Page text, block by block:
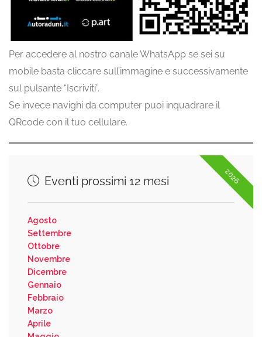
Per accedere al nostro canale WhatsApp se sei su
mobile basta cliccare sull’immagine e successivamente
sul pulsante “Iscriviti”.
Se invece navighi da computer puoi inquadrare il
QRcode con il tuo cellulare.
2026
Eventi prossimi 12 mesi
Agosto
Settembre
Ottobre
Novembre
Dicembre
Gennaio
Febbraio
Marzo
Aprile